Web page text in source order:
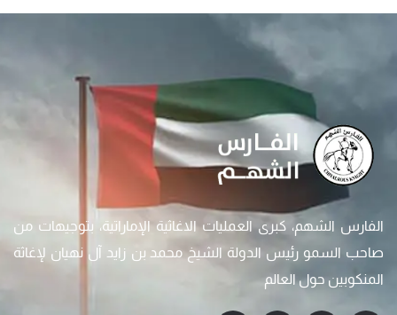
الفارس الشهم، كبرى العمليات الاغاثية الإماراتية، بتوجيهات من
صاحب السمو رئيس الدولة الشيخ محمد بن زايد آل نهيان لإغاثة
المنكوبين حول العالم